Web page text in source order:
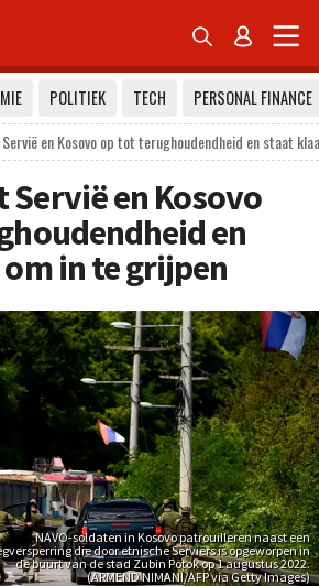
 
POLITIEK TECH
PERSONAL FINANCE
Servië en Kosovo op tot terughoudendheid en staat
Servië en Kosovo
en
in te grijpen
NAVO-soldaten in Kosovo patrouilleren naast een
die door etnische Serviërs is opgeworpen in
de buurt van de stad Zubin Potok op 1 augustus 2022.
(ARMEND NIMANI/AFP via Getty Images)